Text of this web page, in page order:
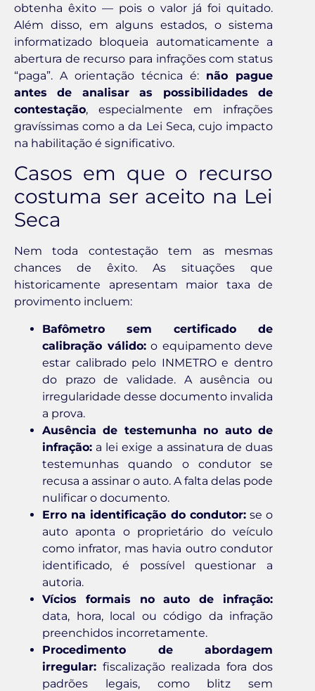
obtenha êxito — pois o valor já foi quitado.
Além disso, em alguns estados, o sistema
informatizado bloqueia automaticamente a
abertura de recurso para infrações com status
“paga”. A orientação técnica é: não pague
antes de analisar as possibilidades de
contestação, especialmente em infrações
gravíssimas como a da Lei Seca, cujo impacto
na habilitação é significativo.
Casos em que o recurso
costuma ser aceito na Lei
Seca
Nem toda contestação tem as mesmas
chances de êxito. As situações que
historicamente apresentam maior taxa de
provimento incluem:
Bafômetro sem certificado de
calibração válido:o equipamento deve
estar calibrado pelo INMETRO e dentro
do prazo de validade. A ausência ou
irregularidade desse documento invalida
a prova.
Ausência de testemunha no auto de
infração: a lei exige a assinatura de duas
testemunhas quando o condutor se
recusa a assinar o auto. A falta delas pode
nulificar o documento.
Erro na identificação do condutor:se o
auto aponta o proprietário do veículo
como infrator, mas havia outro condutor
identificado, é possível questionar a
autoria.
Vícios formais no auto de infração:
data, hora, local ou código da infração
preenchidos incorretamente.
Procedimento de abordagem
irregular: fiscalização realizada fora dos
padrões legais, como blitz sem